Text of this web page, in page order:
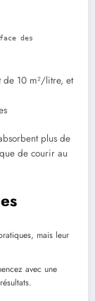
des
de 10 m²/litre, et
plus de
de courir au
mais leur
avec une